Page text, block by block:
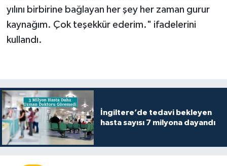
yılını birbirine bağlayan her şey her zaman gurur
kaynağım. Çok teşekkür ederim." ifadelerini
kullandı.
İngiltere’de tedavi bekleyen
hasta sayısı 7 milyona dayandı